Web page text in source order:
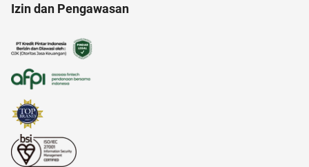
akun google
Izin dan Pengawasan